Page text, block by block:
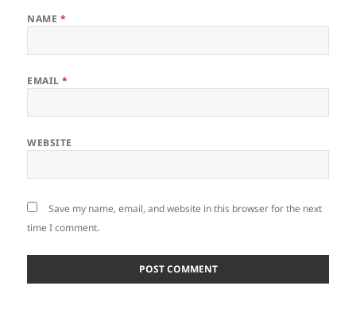
NAME *
EMAIL*
WEBSITE
Save my name, email, and website in this browser for the next
time I comment.